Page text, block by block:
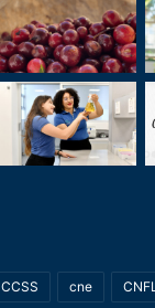
CCSS cne CNFL